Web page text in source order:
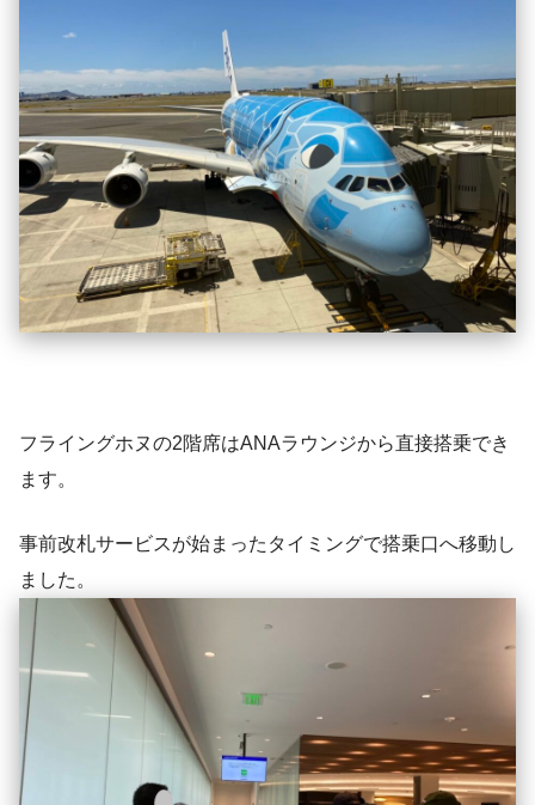
フライングホヌの2階席はANAラウンジから直接搭乗でき
ます。
事前改札サービスが始まったタイミングで搭乗口へ移動し
ました。